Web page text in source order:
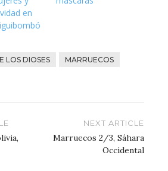
en
LOS DIOSES MARRUECOS
NEXT ARTICLE
Marruecos 2/3, Sáhara
Occidental